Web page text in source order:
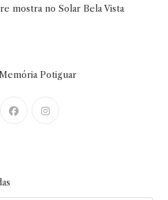
mostra no Solar Bela Vista
Potiguar
Abre
Abre